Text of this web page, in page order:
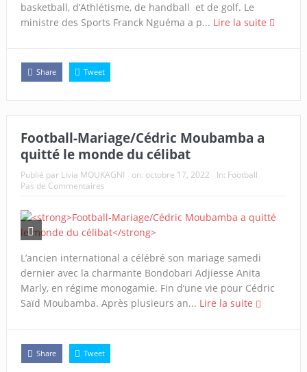
basketball, d’Athlétisme, de handball et de golf. Le
ministre des Sports Franck Nguéma a p... Lire la suite
Share Tweet
Football-Mariage/Cédric Moubamba a
quitté le monde du célibat
Publié par Livia MOUKAGNI on: octobre 17, 2022 In: Football
Pas de Commentaires
L’ancien international a célébré son mariage samedi
dernier avec la charmante Bondobari Adjiesse Anita
Marly, en régime monogamie. Fin d’une vie pour Cédric
Saïd Moubamba. Après plusieurs an... Lire la suite
Share Tweet